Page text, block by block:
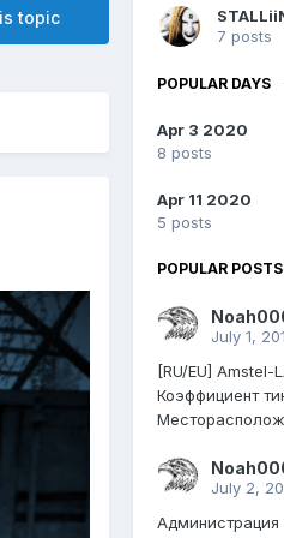
topic
7 posts
POPULAR DAYS
Apr 3 2020
8 posts
Apr 11 2020
5 posts
POPULAR POSTS
July 1,
[RU/EU]
Коэффициент
July 2,
Администрация